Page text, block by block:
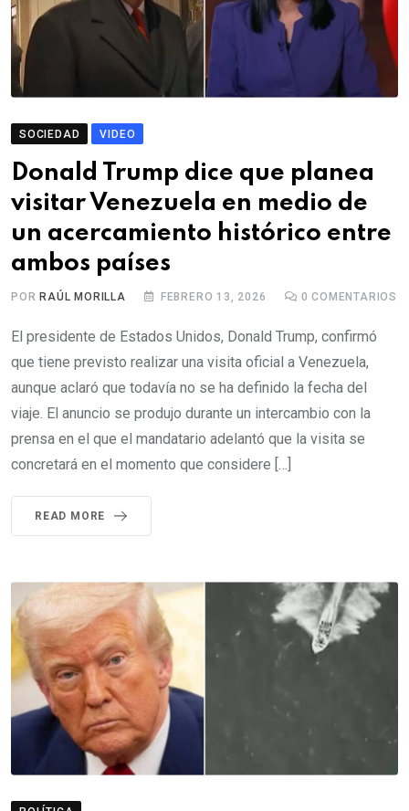
SOCIEDAD VIDEO
Donald Trump dice que planea
visitar Venezuela en medio de
un acercamiento histórico entre
ambos países
POR RAÚL MORILLA FEBRERO 13, 2026 0 COMENTARIOS
El presidente de Estados Unidos, Donald Trump, confirmó
que tiene previsto realizar una visita oficial a Venezuela,
aunque aclaró que todavía no se ha definido la fecha del
viaje. El anuncio se produjo durante un intercambio con la
prensa en el que el mandatario adelantó que la visita se
concretará en el momento que considere […]
READ MORE